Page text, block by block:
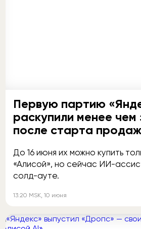
Первую партию
раскупили менее чем
после старта продаж
До 16 июня их можно купить
«Алисой», но сейчас ИИ-
солд-ауте.
13:20 MSK, 10 июня